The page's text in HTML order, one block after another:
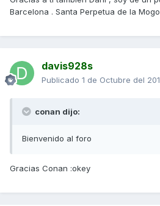
Barcelona . Santa Perpetua de la
davis928s
Publicado 1 de Octubre del
conan dijo:
Bienvenido al foro
Gracias Conan :okey